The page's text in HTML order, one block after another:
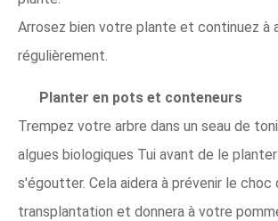
Arrosez bien votre plante et continuez à
régulièrement.
Planter en pots et conteneurs
Trempez votre arbre dans un seau de
algues biologiques Tui avant de le
s'égoutter. Cela aidera à prévenir le choc
transplantation et donnera à votre